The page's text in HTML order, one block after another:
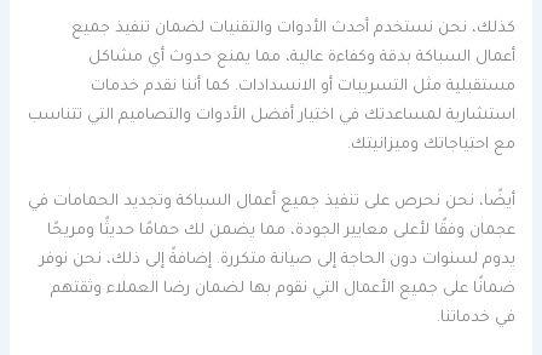
كذلك، نحن نستخدم أحدث الأدوات والتقنيات لضمان تنفيذ جميع
أعمال السباكة بدقة وكفاءة عالية، مما يمنع حدوث أي مشاكل
مستقبلية مثل التسريبات أو الانسدادات. كما أننا نقدم خدمات
استشارية لمساعدتك في اختيار أفضل الأدوات والتصاميم التي تتناسب
مع احتياجاتك وميزانيتك.
أيضًا، نحن نحرص على تنفيذ جميع أعمال السباكة وتجديد الحمامات في
عجمان وفقًا لأعلى معايير الجودة، مما يضمن لك حمامًا حديثًا ومريحًا
يدوم لسنوات دون الحاجة إلى صيانة متكررة. إضافةً إلى ذلك، نحن نوفر
ضمانًا على جميع الأعمال التي نقوم بها لضمان رضا العملاء وثقتهم
في خدماتنا.